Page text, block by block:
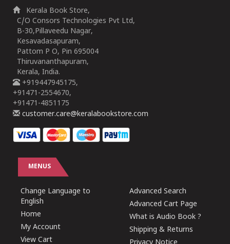
Kerala Book Store,
C/O Consors Technologies Pvt Ltd,
B-30,Pillaveedu Nagar,
Kesavadasapuram,
Pattom P O, Pin 695004
Thiruvananthapuram,
Kerala, India.
+919447945175,
+91471-2554670,
+91471-4851175
customer.care@keralabookstore.com
MENUS
Change Language to
English
Home
My Account
View Cart
Advanced Search
Advanced Cart Page
What is Audio Book ?
Shipping & Returns